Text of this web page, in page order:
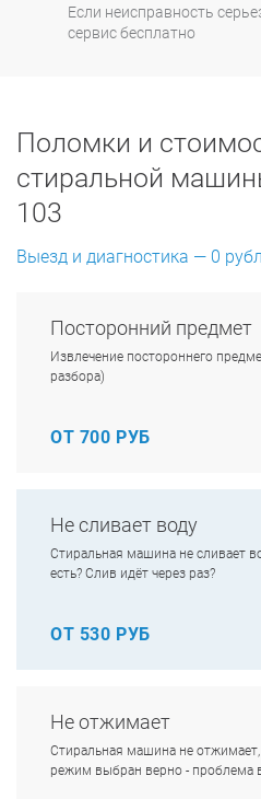
Если неисправность
сервис бесплатно
Поломки и
стиральной
103
Выезд и диагностика — 0
Посторонний предмет
Извлечение постороннего
разбора)
ОТ 700 РУБ
Не сливает воду
Стиральная машина не сливает
есть? Слив идёт через раз?
ОТ 530 РУБ
Не отжимает
Стиральная машина не отжимает,
режим выбран верно - проблема